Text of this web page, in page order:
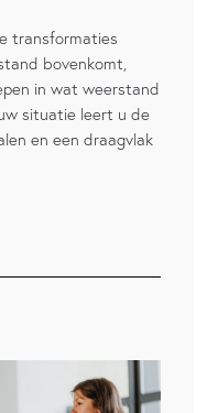
transformaties
bovenkomt,
in wat weerstand
situatie leert u de
en een draagvlak